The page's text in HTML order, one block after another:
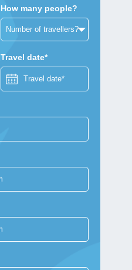
How many people?
Travel date*